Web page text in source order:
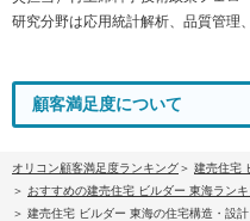
研究分野は応用統計解析、品質管理
顧客満足度について
オリコン顧客満足度ランキング
建売住宅
おすすめの建売住宅 ビルダー 東海ラン
建売住宅 ビルダー 東海の住宅構造・設